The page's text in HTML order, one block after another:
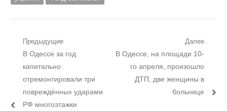
Навигация
записям
Предыдущие
Предыдущий
пост:
В Одессе за год
капитально
отремонтировали три
повреждённых ударами
РФ многоэтажки
Далее
Следующий
пост:
В Одессе, на площади 10-
го апреля, произошло
ДТП, две женщины в
больнице